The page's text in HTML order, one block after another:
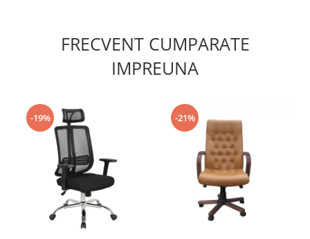
FRECVENT CUMPARATE
IMPREUNA
-19% -21%